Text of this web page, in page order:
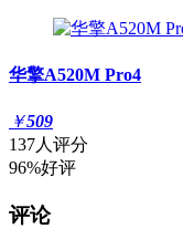
华擎A520M Pro4
￥509
137人评分
96%好评
评论